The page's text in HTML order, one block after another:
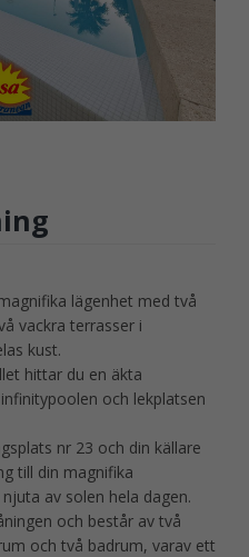
lägenhet med två
vackra terrasser i
kust.
hittar du en äkta
och lekplatsen
nr 23 och din källare
till din magnifika
av solen hela dagen.
och består av två
och två badrum, varav ett